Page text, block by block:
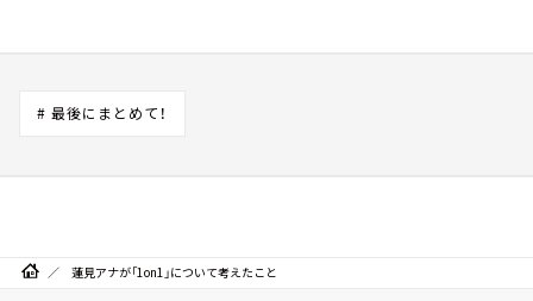
# 最後にまとめて！
蓮見アナが「1on1」について考えたこと